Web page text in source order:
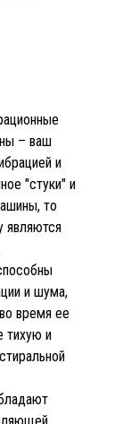
– ваш
и
"стуки" и
то
являются
и шума,
время ее
тихую и